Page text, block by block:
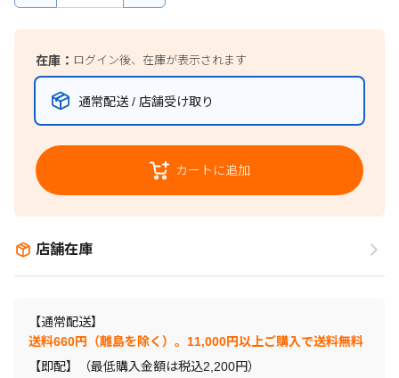
在庫： ログイン後、在庫が表示されます
通常配送 / 店舗受け取り
カートに追加
店舗在庫
【通常配送】
送料660円（離島を除く）。11,000円以上ご購入で送料無料
【即配】（最低購入金額は税込2,200円）